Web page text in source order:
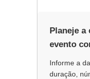
Planeje a
evento
Informe a
duração,